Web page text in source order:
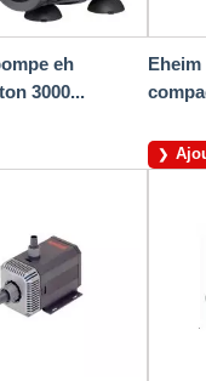
eh
3000...
Eheim